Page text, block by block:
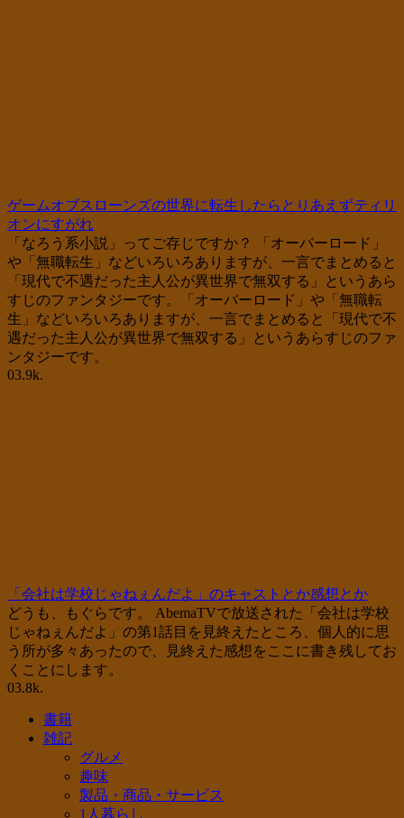
ゲームオブスローンズの世界に転生したらとりあえずティリ
オンにすがれ
「なろう系小説」ってご存じですか？ 「オーバーロード」
や「無職転生」などいろいろありますが、一言でまとめると
「現代で不遇だった主人公が異世界で無双する」というあら
すじのファンタジーです。「オーバーロード」や「無職転
生」などいろいろありますが、一言でまとめると「現代で不
遇だった主人公が異世界で無双する」というあらすじのファ
ンタジーです。
03.9k.
「会社は学校じゃねぇんだよ」のキャストとか感想とか
どうも、もぐらです。 AbemaTVで放送された「会社は学校
じゃねぇんだよ」の第1話目を見終えたところ、個人的に思
う所が多々あったので、見終えた感想をここに書き残してお
くことにします。
03.8k.
書籍
雑記
グルメ
趣味
製品・商品・サービス
1人暮らし